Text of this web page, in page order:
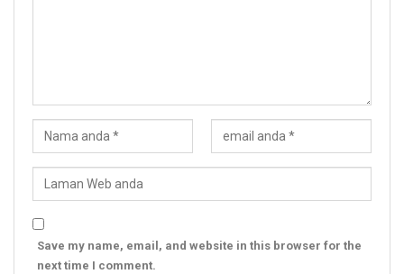
Save my name, email, and website in this browser for the
next time I comment.